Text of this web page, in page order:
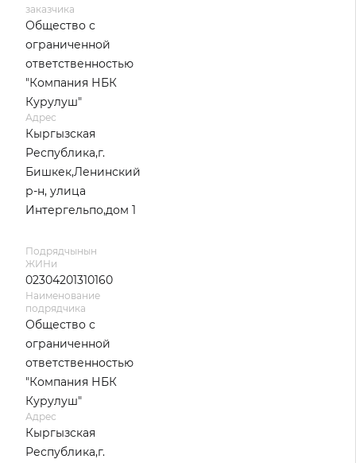
заказчика
Общество с
ограниченной
ответственностью
"Компания НБК
Курулуш"
Адрес
Кыргызская
Республика,г.
Бишкек,Ленинский
р-н, улица
Интергельпо,дом 1
Подрядчынын
ЖИНи
02304201310160
Наименование
подрядчика
Общество с
ограниченной
ответственностью
"Компания НБК
Курулуш"
Адрес
Кыргызская
Республика,г.